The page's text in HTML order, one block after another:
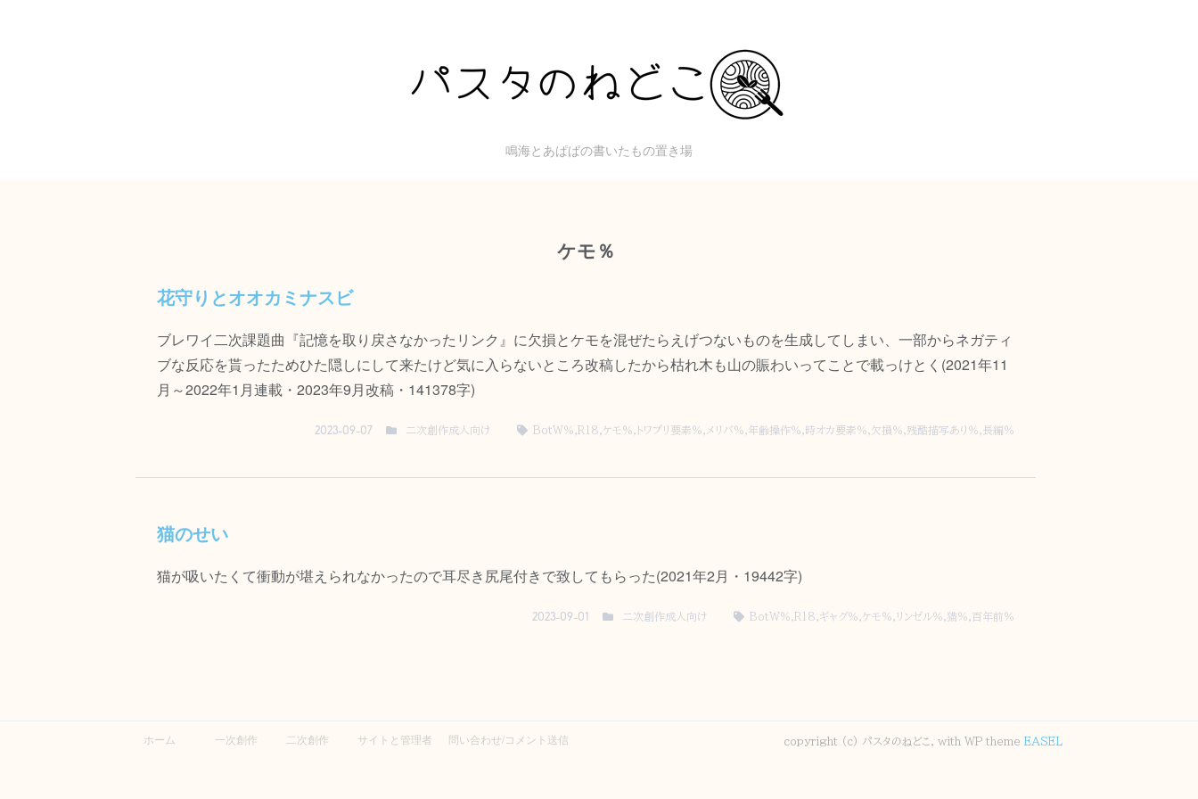
鳴海とあぱぱの書いたもの置き場
ケモ％
花守りとオオカミナスビ
ブレワイ二次課題曲『記憶を取り戻さなかったリンク』に欠損とケモを混ぜたらえげつないものを生成してしまい、一部からネガティ
ブな反応を貰ったためひた隠しにして来たけど気に入らないところ改稿したから枯れ木も山の賑わいってことで載っけとく(2021年11
月～2022年1月連載・2023年9月改稿・141378字)
2023-09-07 二次創作成人向け BotW％ R18 ケモ％ トワプリ要素％ メリバ％ 年齢操作％ 時オカ要素％ 欠損％ 残酷描写あり％ 長編％
猫のせい
猫が吸いたくて衝動が堪えられなかったので耳尽き尻尾付きで致してもらった(2021年2月・19442字)
2023-09-01 二次創作成人向け BotW％ R18 ギャグ％ ケモ％ リンゼル％ 猫％ 百年前％
ホーム 一次創作 二次創作 サイトと管理者 問い合わせ/コメント送信 copyright (c) パスタのねどこ, with WP theme EASEL